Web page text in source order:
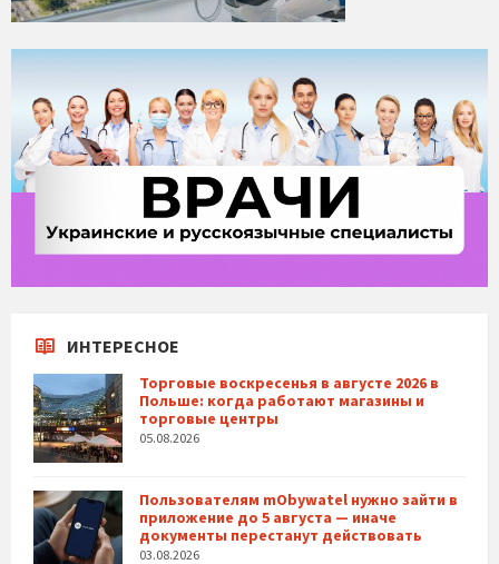
ИНТЕРЕСНОЕ
Торговые воскресенья в августе 2026 в
Польше: когда работают магазины и
торговые центры
05.08.2026
Пользователям mObywatel нужно зайти в
приложение до 5 августа — иначе
документы перестанут действовать
03.08.2026